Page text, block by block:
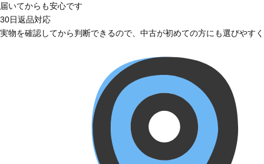
届いてからも安心です
30日返品対応
実物を確認してから判断できるので、中古が初めての方にも選びやす